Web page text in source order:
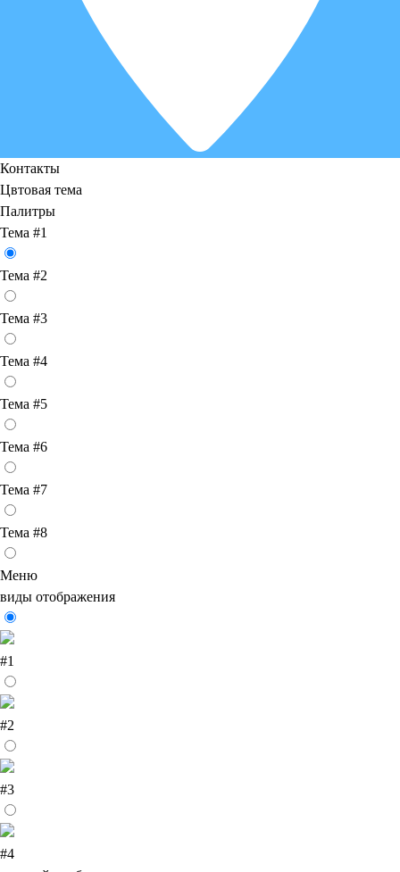
Контакты
Цвтовая тема
Палитры
Тема #1
Тема #2
Тема #3
Тема #4
Тема #5
Тема #6
Тема #7
Тема #8
Меню
виды отображения
#1
#2
#3
#4